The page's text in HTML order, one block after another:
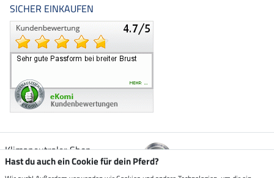
SICHER EINKAUFEN
Klimaneutraler Shop
Hast du auch ein Cookie für dein Pferd?